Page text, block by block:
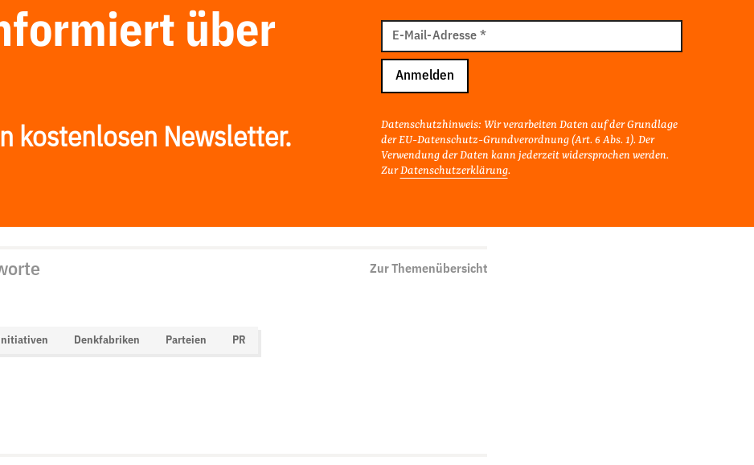
über
kostenlosen Newsletter.
Mail
Adresse
E-Mail-Adresse *
Anmelden
Datenschutzhinweis: Wir verarbeiten Daten auf der Grundlage
der EU-Datenschutz-Grundverordnung (Art. 6 Abs. 1). Der
Verwendung der Daten kann jederzeit widersprochen werden.
ZurDatenschutzerklärung.
Zur Themenübersicht
Denkfabriken Parteien PR